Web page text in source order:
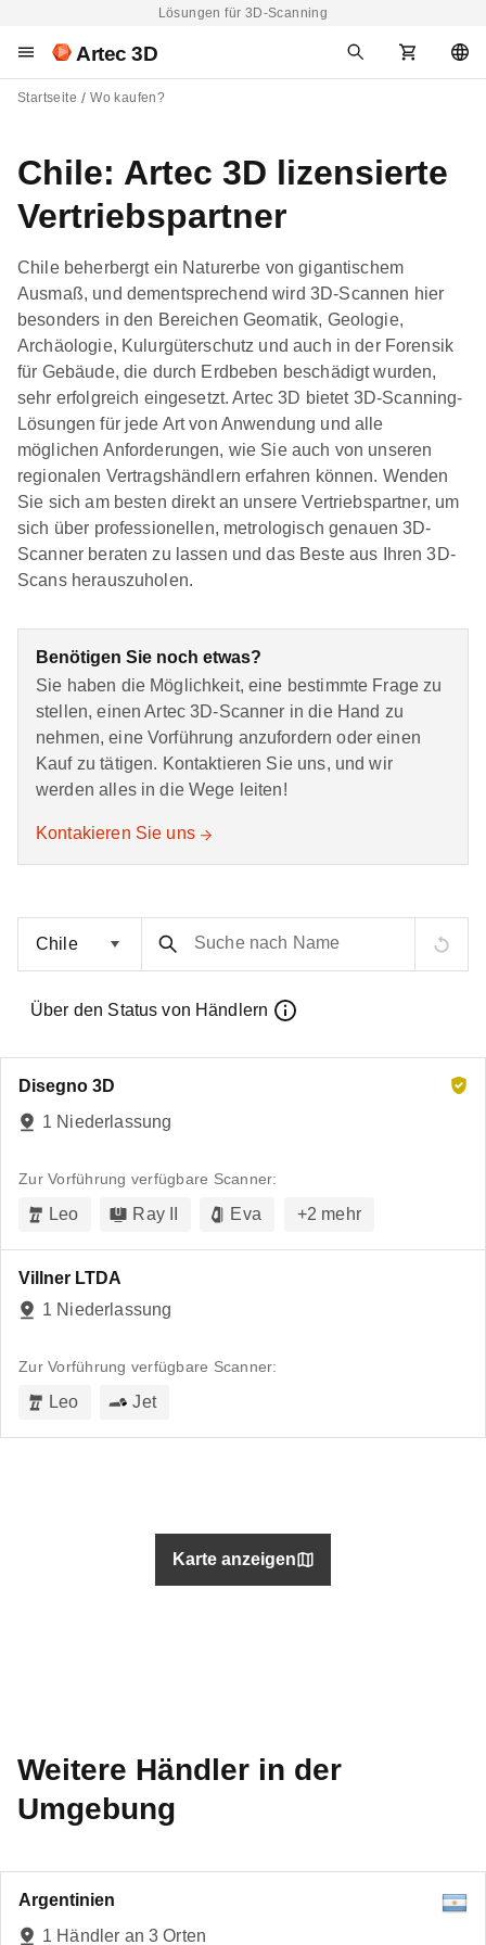
Lösungen für 3D-Scanning
Artec 3D
Startseite Wo kaufen?
Chile: Artec 3D lizensierte
Vertriebspartner
Chile beherbergt ein Naturerbe von gigantischem
Ausmaß, und dementsprechend wird 3D-Scannen hier
besonders in den Bereichen Geomatik, Geologie,
Archäologie, Kulurgüterschutz und auch in der Forensik
für Gebäude, die durch Erdbeben beschädigt wurden,
sehr erfolgreich eingesetzt. Artec 3D bietet 3D-Scanning-
Lösungen für jede Art von Anwendung und alle
möglichen Anforderungen, wie Sie auch von unseren
regionalen Vertragshändlern erfahren können. Wenden
Sie sich am besten direkt an unsere Vertriebspartner, um
sich über professionellen, metrologisch genauen 3D-
Scanner beraten zu lassen und das Beste aus Ihren 3D-
Scans herauszuholen.
Benötigen Sie noch etwas?
Sie haben die Möglichkeit, eine bestimmte Frage zu
stellen, einen Artec 3D-Scanner in die Hand zu
nehmen, eine Vorführung anzufordern oder einen
Kauf zu tätigen. Kontaktieren Sie uns, und wir
werden alles in die Wege leiten!
Kontakieren Sie uns
Suche nach Name
Über den Status von Händlern
Disegno 3D
1 Niederlassung
Zur Vorführung verfügbare Scanner:
Leo Ray II Eva +2 mehr
Villner LTDA
1 Niederlassung
Zur Vorführung verfügbare Scanner:
Leo Jet
Karte anzeigen
Weitere Händler in der
Umgebung
Argentinien
1 Händler an 3 Orten